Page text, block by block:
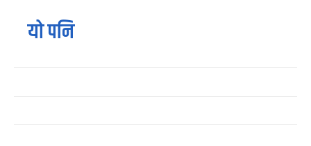
यो पनि